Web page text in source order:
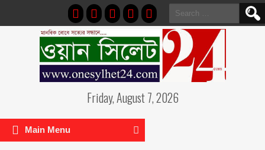
Search
for:
Friday, August 7, 2026
Main Menu